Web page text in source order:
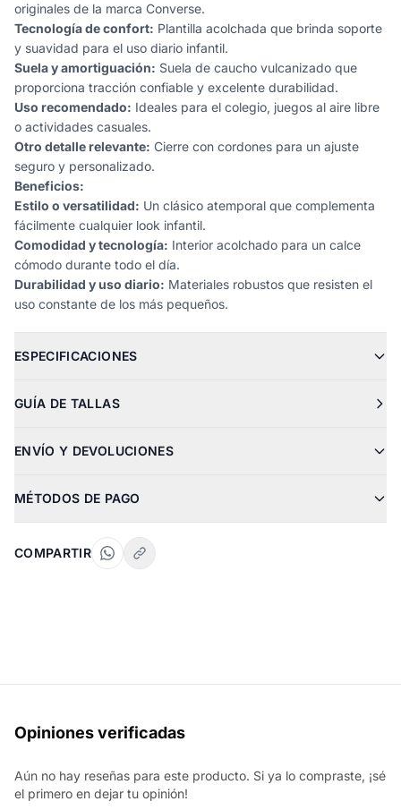
originales de la marca Converse.
Tecnología de confort: Plantilla acolchada que brinda soporte
y suavidad para el uso diario infantil.
Suela y amortiguación: Suela de caucho vulcanizado que
proporciona tracción confiable y excelente durabilidad.
Uso recomendado: Ideales para el colegio, juegos al aire libre
o actividades casuales.
Otro detalle relevante: Cierre con cordones para un ajuste
seguro y personalizado.
Beneficios:
Estilo o versatilidad: Un clásico atemporal que complementa
fácilmente cualquier look infantil.
Comodidad y tecnología: Interior acolchado para un calce
cómodo durante todo el día.
Durabilidad y uso diario: Materiales robustos que resisten el
uso constante de los más pequeños.
ESPECIFICACIONES
GUÍA DE TALLAS
ENVÍO Y DEVOLUCIONES
MÉTODOS DE PAGO
COMPARTIR
Opiniones verificadas
Aún no hay reseñas para este producto. Si ya lo compraste, ¡sé
el primero en dejar tu opinión!